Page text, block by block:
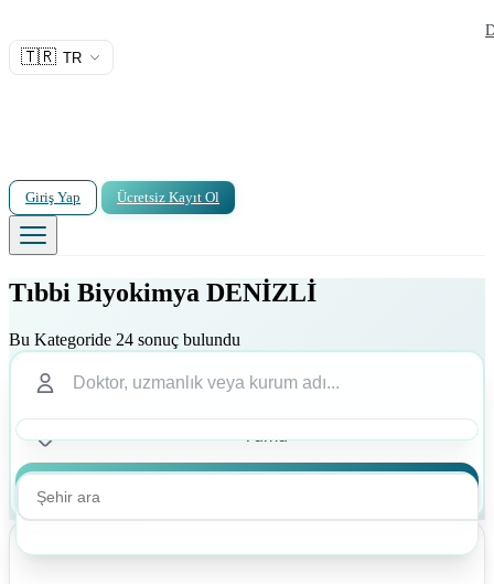
🇹🇷 TR
Giriş Yap Ücretsiz Kayıt Ol
Tıbbi Biyokimya DENİZLİ
Bu Kategoride 24 sonuç bulundu